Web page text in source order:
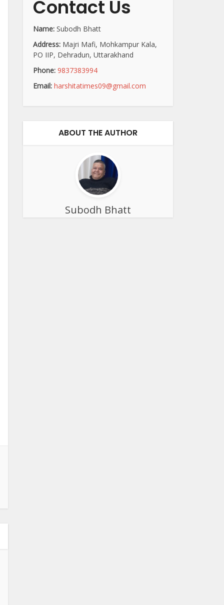
Contact Us
Name: Subodh Bhatt
Address: Majri Mafi, Mohkampur Kala,
PO IIP, Dehradun, Uttarakhand
Phone: 9837383994
Email: harshitatimes09@gmail.com
ABOUT THE AUTHOR
Subodh Bhatt